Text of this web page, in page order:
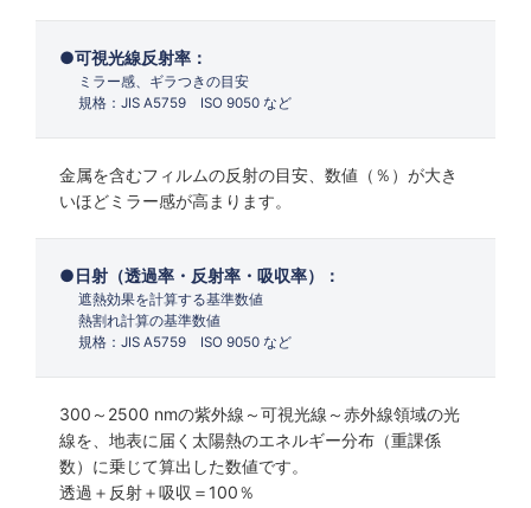
可視光線反射率：
ミラー感、ギラつきの目安
規格：JIS A5759 ISO 9050 など
金属を含むフィルムの反射の目安、数値（％）が大き
いほどミラー感が高まります。
日射（透過率・反射率・吸収率）：
遮熱効果を計算する基準数値
熱割れ計算の基準数値
規格：JIS A5759 ISO 9050 など
300～2500 nmの紫外線～可視光線～赤外線領域の光
線を、地表に届く太陽熱のエネルギー分布（重課係
数）に乗じて算出した数値です。
透過＋反射＋吸収＝100％